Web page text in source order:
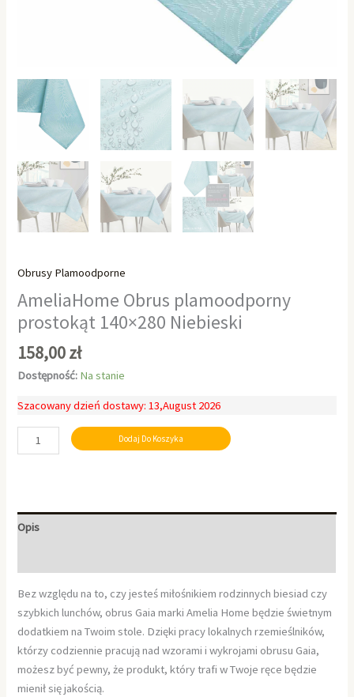
Obrusy Plamoodporne
AmeliaHome Obrus plamoodporny
prostokąt 140×280 Niebieski
158,00zł
Dostępność: Na stanie
Szacowany dzień dostawy: 13,August 2026
Dodaj Do Koszyka
Opis
Bez względu na to, czy jesteś miłośnikiem rodzinnych biesiad czy
szybkich lunchów, obrus Gaia marki Amelia Home będzie świetnym
dodatkiem na Twoim stole. Dzięki pracy lokalnych rzemieślników,
którzy codziennie pracują nad wzorami i wykrojami obrusu Gaia,
możesz być pewny, że produkt, który trafi w Twoje ręce będzie
mienił się jakością.